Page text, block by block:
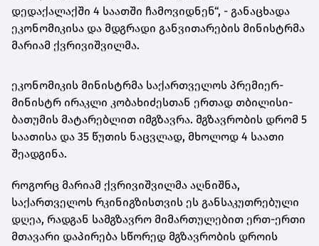
დედაქალაქში 4 საათში ჩამოვიდნენ“, - განაცხადა
ეკონომიკისა და მდგრადი განვითარების მინისტრმა
მარიამ ქვრივიშვილმა.
ეკონომიკის მინისტრმა საქართველოს პრემიერ-
მინისტრ ირაკლი კობახიძესთან ერთად თბილისი-
ბათუმის მატარებლით იმგზავრა. მგზავრობის დრომ 5
საათისა და 35 წუთის ნაცვლად, მხოლოდ 4 საათი
შეადგინა.
როგორც მარიამ ქვრივიშვილმა აღნიშნა,
საქართველოს რკინიგზისთვის ეს განსაკუთრებული
დღეა, რადგან სამგზავრო მიმართულებით ერთ-ერთი
მთავარი დაპირება სწორედ მგზავრობის დროის